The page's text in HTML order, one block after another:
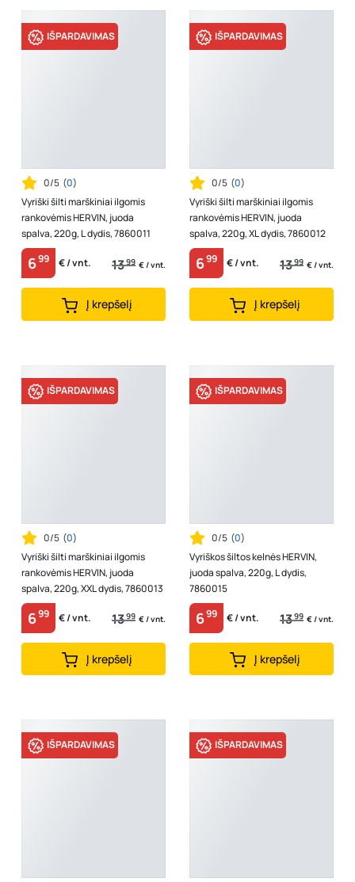
IŠPARDAVIMAS
0/5 (0)
Vyriški šilti marškiniai ilgomis
rankovėmis HERVIN, juoda
spalva, 220g, L dydis, 7860011
699 € / vnt. 1399 € / vnt.
Į krepšelį
IŠPARDAVIMAS
0/5 (0)
Vyriški šilti marškiniai ilgomis
rankovėmis HERVIN, juoda
spalva, 220g, XL dydis, 7860012
699 € / vnt. 1399 € / vnt.
Į krepšelį
IŠPARDAVIMAS
0/5 (0)
Vyriški šilti marškiniai ilgomis
rankovėmis HERVIN, juoda
spalva, 220g, XXL dydis, 7860013
699 € / vnt. 1399 € / vnt.
Į krepšelį
IŠPARDAVIMAS
0/5 (0)
Vyriškos šiltos kelnės HERVIN,
juoda spalva, 220g, L dydis,
7860015
699 € / vnt. 1399 € / vnt.
Į krepšelį
IŠPARDAVIMAS IŠPARDAVIMAS